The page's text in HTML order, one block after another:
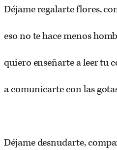
Déjame regalarte flores,
eso no te hace menos
quiero enseñarte a leer tu
a comunicarte con las
Déjame desnudarte,